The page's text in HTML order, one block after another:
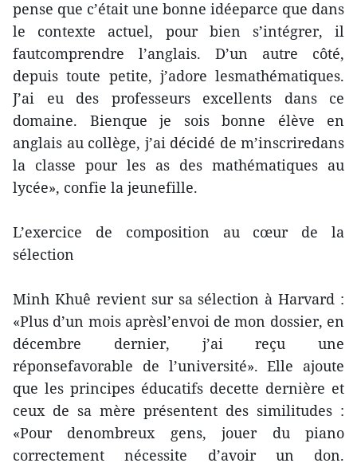
pense que c’était une bonne idéeparce que dans
le contexte actuel, pour bien s’intégrer, il
fautcomprendre l’anglais. D’un autre côté,
depuis toute petite, j’adore lesmathématiques.
J’ai eu des professeurs excellents dans ce
domaine. Bienque je sois bonne élève en
anglais au collège, j’ai décidé de m’inscriredans
la classe pour les as des mathématiques au
lycée», confie la jeunefille.
L’exercice de composition au cœur de la
sélection
Minh Khuê revient sur sa sélection à Harvard :
«Plus d’un mois aprèsl’envoi de mon dossier, en
décembre dernier, j’ai reçu une
réponsefavorable de l’université». Elle ajoute
que les principes éducatifs decette dernière et
ceux de sa mère présentent des similitudes :
«Pour denombreux gens, jouer du piano
correctement nécessite d’avoir un don.